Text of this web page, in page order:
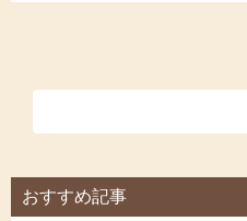
おすすめ記事